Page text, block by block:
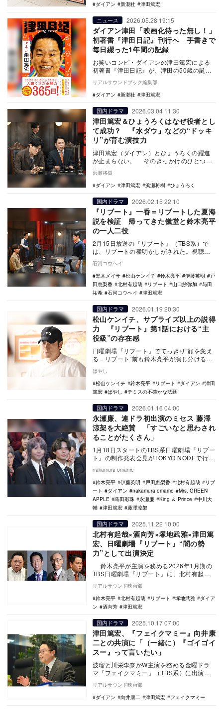
ダイアン
新潮社 津田篤宏
ニュース 2026.05.28 19:15
ダイアン津田「映画化待った無し！」
初著書『津田日記』刊行へ 手書きで
毎日綴った1年間の記録
お笑いコンビ・ダイアンの津田篤宏による
初著書『津田日記』が、津田の50歳の誕生
日にあたる5月27日に新潮社より発売され
る。202…
リアルサウンドブック編集部
ダイアン
新潮社 津田篤宏
国内ドラマ 2026.03.04 11:30
津田篤宏＆ひょうろくはなぜ役者とし
て成功？ 『水ダウ』などの“ドッキ
リ”が育む演技力
津田篤宏（ダイアン）とひょうろくの躍進
が止まらない。 そのきっかけのひとつと
タウン』（…
浜瀬将樹
ダイアン
津田篤宏 浜瀬将樹 ひょうろく
国内ドラマ 2026.02.15 22:10
『リブート』一香＝リブートした夏海
説を検証 帰ってきた儀堂と鈴木亮平
の一人二役
2月15日放送の『リブート』（TBS系）で
は、リブートの種明かしがされた。視聴者
一香はリブ…
石河コウヘイ
黒木メイサ
松山ケンイチ 鈴木亮平 伊藤英明
戸
田恵梨香
北村有起哉 リブート 山口紗弥加
与田
祐希
石河コウヘイ 津田篤宏
国内ドラマ 2026.01.19 20:30
松山ケンイチ、サプライズ以上の説得
力 『リブート』第1話における“主
役級”の存在感
日曜劇場『リブート』でてっきり“顔を変え
る＝リブート”前も鈴木亮平が演じ分けるも
イズ登場し…
ばやし
松山ケンイチ
鈴木亮平 リブート ダイアン
津田
篤宏
ばやし テミスの不確かな法廷
国内ドラマ 2026.01.16 04:00
永瀬廉、連ドラ初出演のミセス 藤澤
涼架を大絶賛 「すごいなと思わされ
ることがたくさん」
1月18日スタートのTBS系日曜劇場『リブー
ト』の制作発表会見がTOKYO NODEで行わ
香…
nakamura omame
鈴木亮平
伊藤英明 戸田恵梨香 北村有起哉
リブ
ート
ダイアン nakamura omame
Mrs. GREEN
APPLE
蒔田彩珠 永瀬廉 King ＆ Prince
中川大
輔
津田篤宏 藤澤涼架
国内ドラマ 2025.11.22 10:00
北村有起哉×酒向芳×塚地武雅×津田篤
宏、日曜劇場『リブート』“闇の勢
力”として出演決定
鈴木亮平が主演を務める2026年1月期の
TBS日曜劇場『リブート』に、北村有起
哉、酒向芳、塚地武雅、津田篤宏（ダイア
ン）が出…
リアルサウンド映画部
鈴木亮平
北村有起哉 リブート 塚地武雅
ダイア
ン
酒向芳 津田篤宏
国内ドラマ 2025.10.17 07:00
津田篤宏、『フェイクマミー』向井康
二との共演に「（一緒に）『ゴイゴイ
スー』って言いたい」
波瑠と川栄李奈がW主演を務める金曜ドラ
マ『フェイクマミー』（TBS系）に出演中
の津田篤宏（ダイアン）のインタビューコ
メントが公開…
リアルサウンド映画部
ダイアン
向井康二 津田篤宏 フェイクマミー